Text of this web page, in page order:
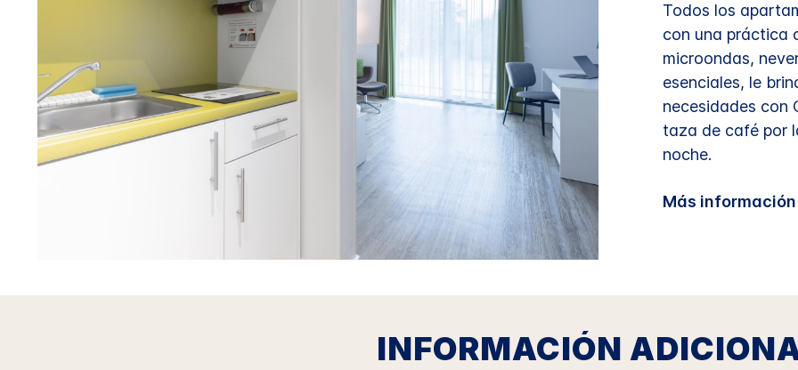
Todos los
con una práctica
microondas,
esenciales, le
necesidades con
taza de café por
noche.
Más información
INFORMACIÓN